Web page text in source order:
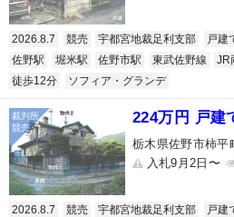
2026.8.7 競売 宇都宮地裁足利支部 戸建
佐野駅
堀米駅 佐野市駅 東武佐野線 JR
徒歩12分
ソフィア・グランデ
224万円 戸建
栃木県佐野市柿平
入札9月2日〜
2026.8.7 競売 宇都宮地裁足利支部 戸建